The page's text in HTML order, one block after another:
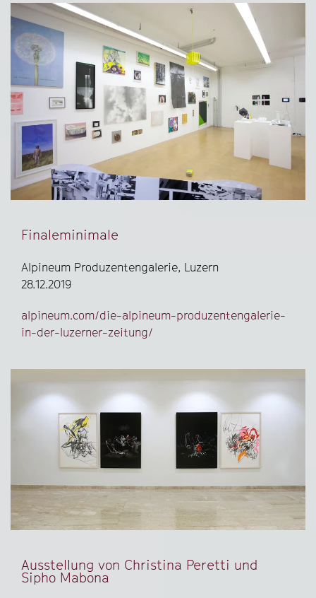
Finaleminimale
Alpineum Produzentengalerie, Luzern
28.12.2019
alpineum.com/die-alpineum-produzentengalerie-
in-der-luzerner-zeitung/
Ausstellung von Christina Peretti und
Sipho Mabona